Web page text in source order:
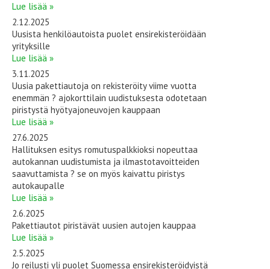
Lue lisää »
2.12.2025
Uusista henkilöautoista puolet ensirekisteröidään
yrityksille
Lue lisää »
3.11.2025
Uusia pakettiautoja on rekisteröity viime vuotta
enemmän ? ajokorttilain uudistuksesta odotetaan
piristystä hyötyajoneuvojen kauppaan
Lue lisää »
27.6.2025
Hallituksen esitys romutuspalkkioksi nopeuttaa
autokannan uudistumista ja ilmastotavoitteiden
saavuttamista ? se on myös kaivattu piristys
autokaupalle
Lue lisää »
2.6.2025
Pakettiautot piristävät uusien autojen kauppaa
Lue lisää »
2.5.2025
Jo reilusti yli puolet Suomessa ensirekisteröidyistä